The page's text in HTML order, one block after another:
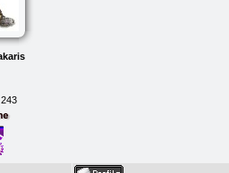
243